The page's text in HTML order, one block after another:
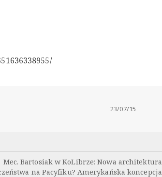
23/07/15
Mec. Bartosiak w KoLibrze: Nowa architektura
na Pacyfiku? Amerykańska koncepcja